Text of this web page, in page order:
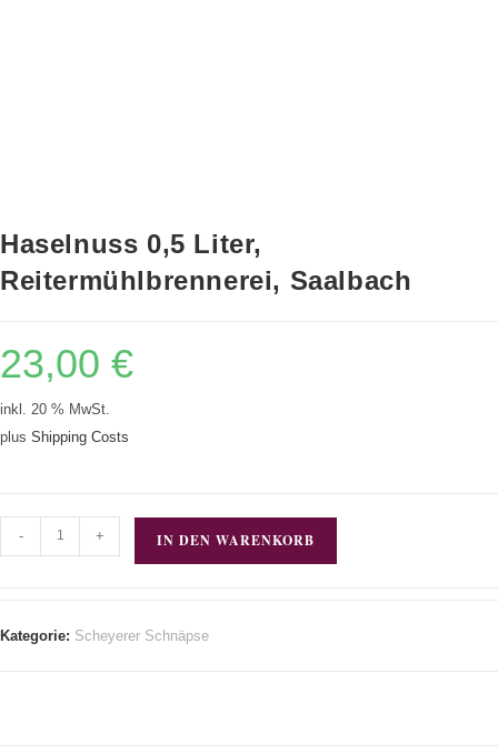
Haselnuss 0,5 Liter,
Reitermühlbrennerei, Saalbach
23,00 €
inkl. 20 % MwSt.
plus Shipping Costs
- + IN DEN WARENKORB
Kategorie: Scheyerer Schnäpse